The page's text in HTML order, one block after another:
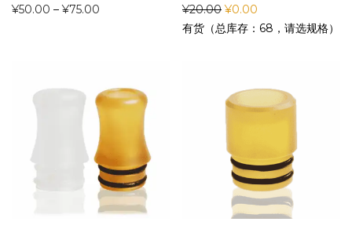
¥50.00 – ¥75.00 ¥20.00 ¥0.00
有货（总库存：68，请选规格）